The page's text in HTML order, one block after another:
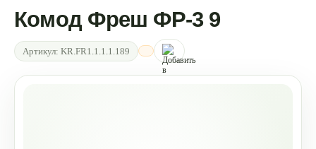
Комод Фреш ФР-3 9
Артикул: KR.FR1.1.1.1.189